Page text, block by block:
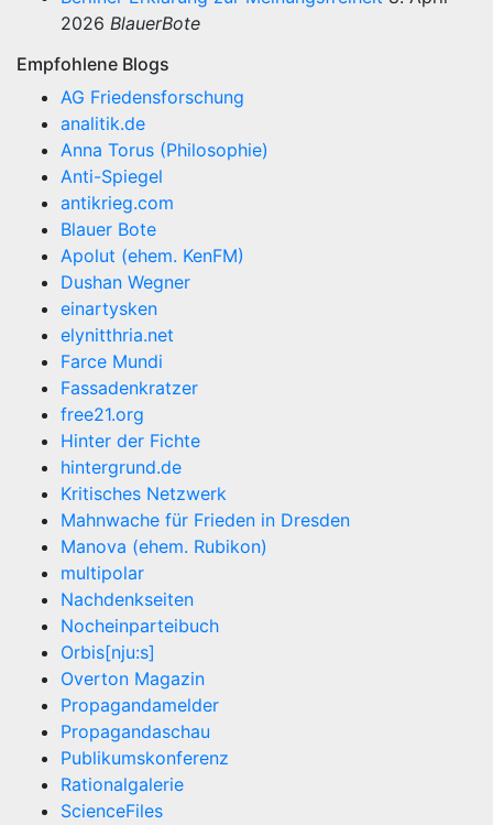
2026 BlauerBote
Empfohlene Blogs
AG Friedensforschung
analitik.de
Anna Torus (Philosophie)
Anti-Spiegel
antikrieg.com
Blauer Bote
Apolut (ehem. KenFM)
Dushan Wegner
einartysken
elynitthria.net
Farce Mundi
Fassadenkratzer
free21.org
Hinter der Fichte
hintergrund.de
Kritisches Netzwerk
Mahnwache für Frieden in Dresden
Manova (ehem. Rubikon)
multipolar
Nachdenkseiten
Nocheinparteibuch
Orbis[nju:s]
Overton Magazin
Propagandamelder
Propagandaschau
Publikumskonferenz
Rationalgalerie
ScienceFiles